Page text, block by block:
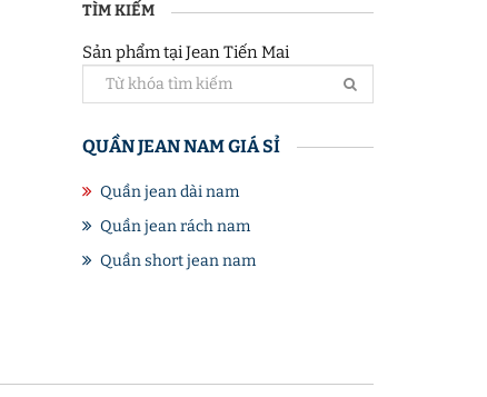
TÌM KIẾM
Sản phẩm tại Jean Tiến Mai
QUẦN JEAN NAM GIÁ SỈ
Quần jean dài nam
Quần jean rách nam
Quần short jean nam